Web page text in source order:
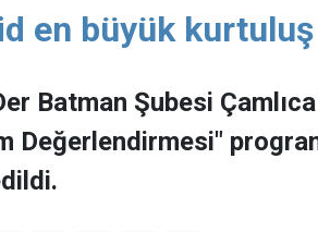
en büyük
Batman Şubesi
Değerlendirmesi"